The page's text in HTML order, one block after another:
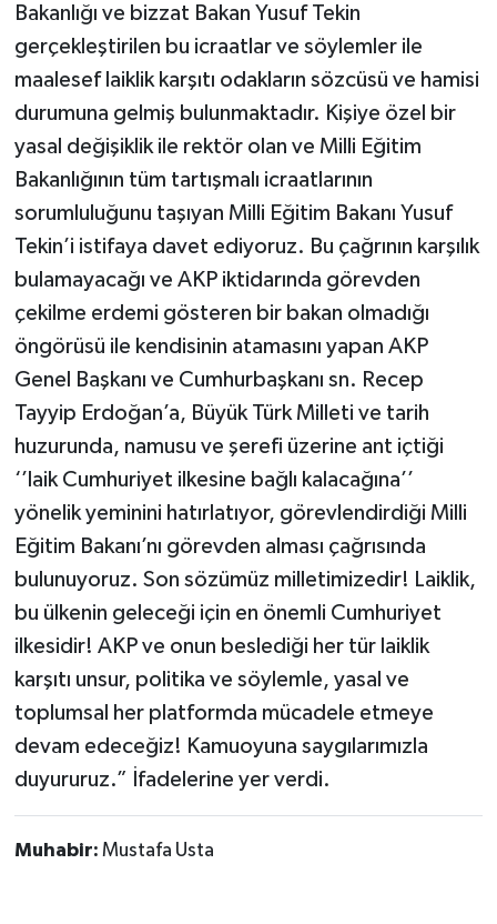
Bakanlığı ve bizzat Bakan Yusuf Tekin
gerçekleştirilen bu icraatlar ve söylemler ile
maalesef laiklik karşıtı odakların sözcüsü ve hamisi
durumuna gelmiş bulunmaktadır. Kişiye özel bir
yasal değişiklik ile rektör olan ve Milli Eğitim
Bakanlığının tüm tartışmalı icraatlarının
sorumluluğunu taşıyan Milli Eğitim Bakanı Yusuf
Tekin’i istifaya davet ediyoruz. Bu çağrının karşılık
bulamayacağı ve AKP iktidarında görevden
çekilme erdemi gösteren bir bakan olmadığı
öngörüsü ile kendisinin atamasını yapan AKP
Genel Başkanı ve Cumhurbaşkanı sn. Recep
Tayyip Erdoğan’a, Büyük Türk Milleti ve tarih
huzurunda, namusu ve şerefi üzerine ant içtiği
‘’laik Cumhuriyet ilkesine bağlı kalacağına’’
yönelik yeminini hatırlatıyor, görevlendirdiği Milli
Eğitim Bakanı’nı görevden alması çağrısında
bulunuyoruz. Son sözümüz milletimizedir! Laiklik,
bu ülkenin geleceği için en önemli Cumhuriyet
ilkesidir! AKP ve onun beslediği her tür laiklik
karşıtı unsur, politika ve söylemle, yasal ve
toplumsal her platformda mücadele etmeye
devam edeceğiz! Kamuoyuna saygılarımızla
duyururuz.” İfadelerine yer verdi.
Muhabir: Mustafa Usta